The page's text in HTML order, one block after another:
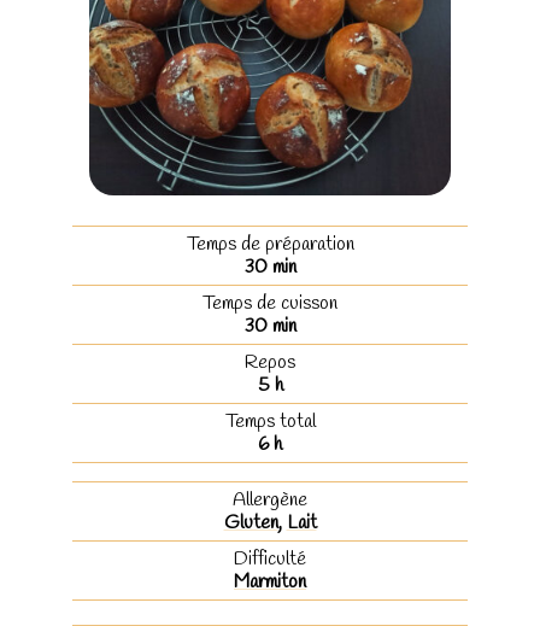
Temps de préparation
30 min
Temps de cuisson
30 min
Repos
5 h
Temps total
6h
Allergène
Gluten, Lait
Difficulté
Marmiton